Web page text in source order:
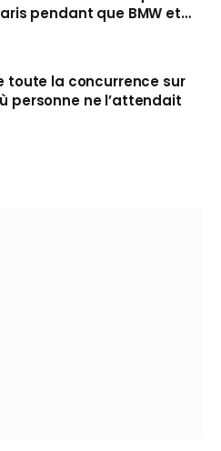
pendant que BMW et
le salon
toute la concurrence sur
personne ne l’attendait